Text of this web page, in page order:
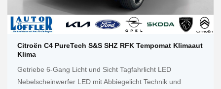
Citroën C4 PureTech S&S SHZ RFK Tempomat Klimaaut
Klima
Getriebe 6-Gang Licht und Sicht Tagfahrlicht LED
Nebelscheinwerfer LED mit Abbiegelicht Technik und